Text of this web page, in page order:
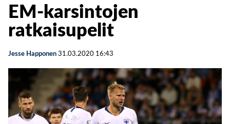
EM-karsintojen
ratkaisupelit
Jesse Happonen 31.03.2020 16:43